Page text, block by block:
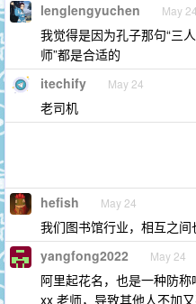
lenglengyuchen May 24
我觉得是因为孔子那句“三
师”都是合适的
itechify May 24
老司机
hefish May 24
我们图书馆行业，相互之间
yangfong2022 May 24
阿里起花名，也是一种防
xx 老师，导致其他人不加又